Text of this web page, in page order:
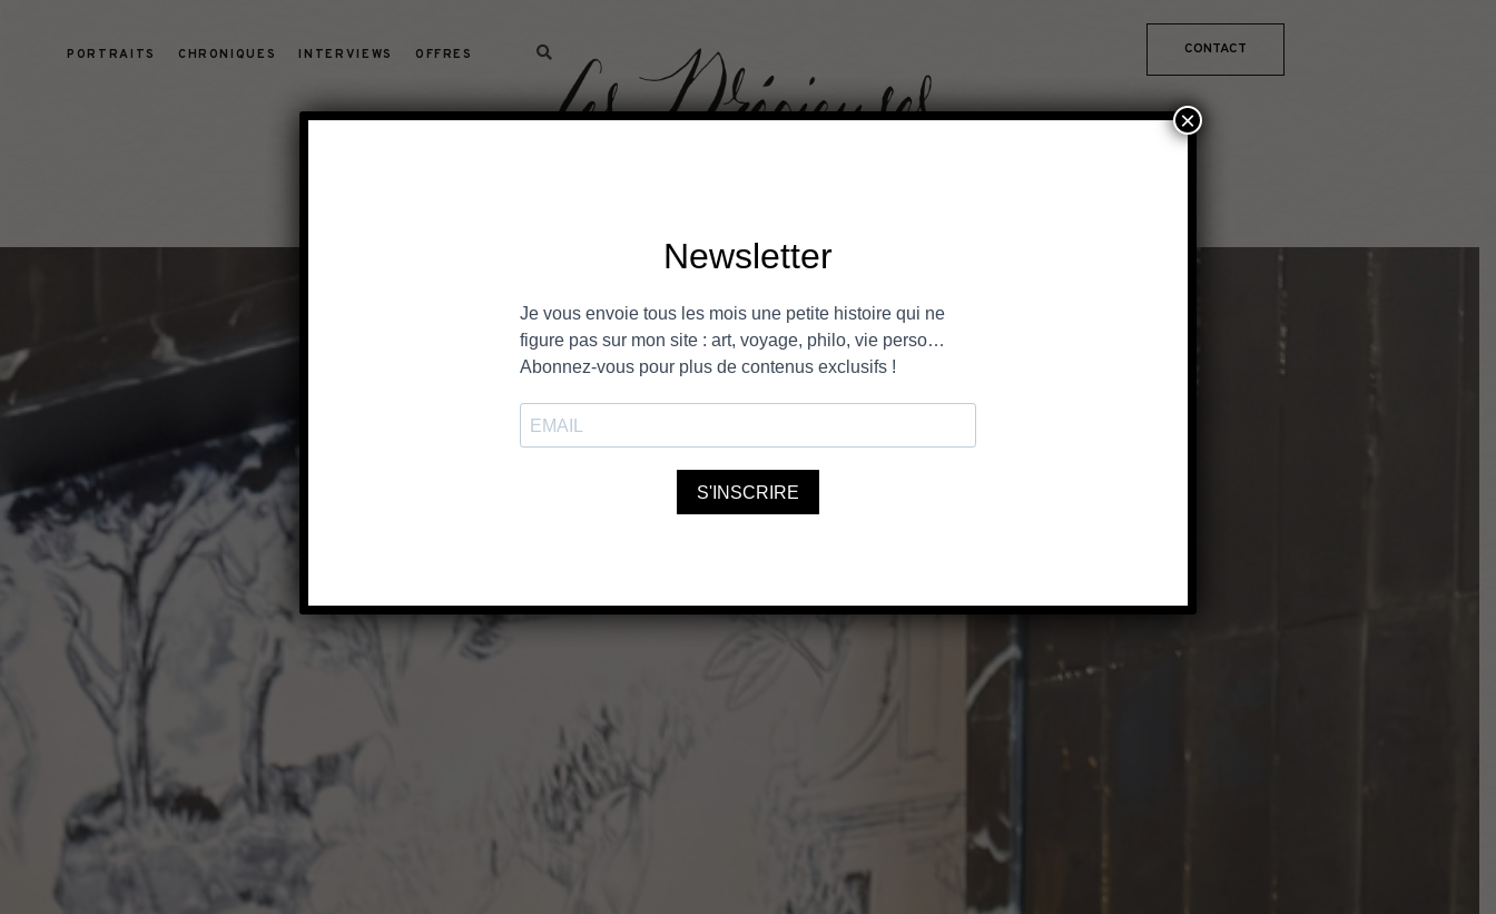
PORTRAITS CHRONIQUES INTERVIEWS OFFRES CONTACT
×